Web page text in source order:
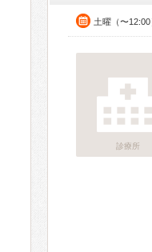
土曜（〜12:00
診療所